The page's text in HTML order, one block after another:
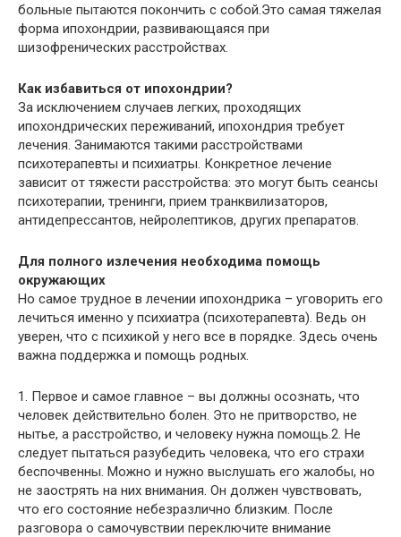
больные пытаются покончить с собой.Это самая тяжелая
форма ипохондрии, развивающаяся при
шизофренических расстройствах.
Как избавиться от ипохондрии?
За исключением случаев легких, проходящих
ипохондрических переживаний, ипохондрия требует
лечения. Занимаются такими расстройствами
психотерапевты и психиатры. Конкретное лечение
зависит от тяжести расстройства: это могут быть сеансы
психотерапии, тренинги, прием транквилизаторов,
антидепрессантов, нейролептиков, других препаратов.
Для полного излечения необходима помощь
окружающих
Но самое трудное в лечении ипохондрика – уговорить его
лечиться именно у психиатра (психотерапевта). Ведь он
уверен, что с психикой у него все в порядке. Здесь очень
важна поддержка и помощь родных.
1. Первое и самое главное – вы должны осознать, что
человек действительно болен. Это не притворство, не
нытье, а расстройство, и человеку нужна помощь.2. Не
следует пытаться разубедить человека, что его страхи
беспочвенны. Можно и нужно выслушать его жалобы, но
не заострять на них внимания. Он должен чувствовать,
что его состояние небезразлично близким. После
разговора о самочувствии переключите внимание